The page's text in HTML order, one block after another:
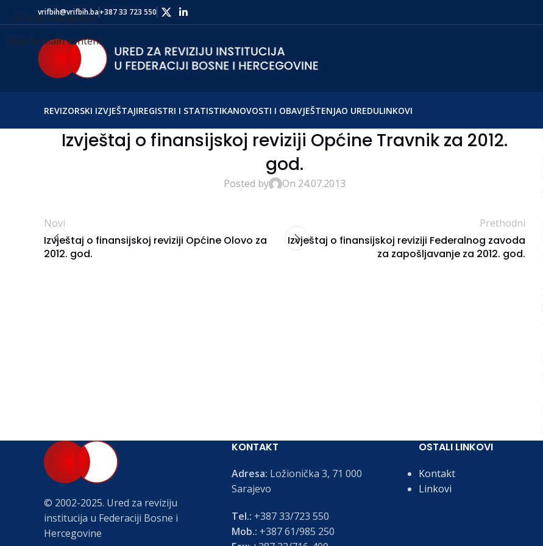
Skip to navigation
Skip to main content
vrifbih@vrifbih.ba+387 33 723 550
REVIZORSKI IZVJEŠTAJIREGISTRI I STATISTIKANOVOSTI I OBAVJEŠTENJAO UREDULINKOVI
Izvještaj o finansijskoj reviziji Općine Travnik za 2012.
god.
Posted by On 24.07.2013
Novi
Izvještaj o finansijskoj reviziji Općine Olovo za
2012. god.
Prethodni
Izvještaj o finansijskoj reviziji Federalnog zavoda
za zapošljavanje za 2012. god.
© 2002-2025. Ured za reviziju
institucija u Federaciji Bosne i
Hercegovine
KONTAKT
Adresa: Ložionička 3, 71 000
Sarajevo
Tel.: +387 33/723 550
Mob.: +387 61/985 250
OSTALI LINKOVI
Kontakt
Linkovi